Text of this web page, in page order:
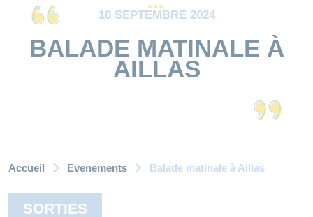
10 SEPTEMBRE 2024
BALADE MATINALE À
AILLAS
Accueil Evenements Balade matinale à Aillas
SORTIES